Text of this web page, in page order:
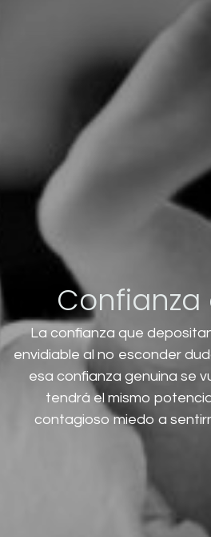
La confianza que
envidiable al no esconder
esa confianza genuina se
tendrá el mismo
contagioso miedo a